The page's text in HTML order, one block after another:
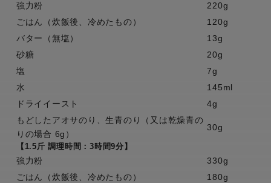
強力粉
220g
ごはん（炊飯後、冷めたもの）
120g
バター（無塩）
13g
砂糖
20g
塩
7g
水
145ml
ドライイースト
4g
もどしたアオサのり、生青のり（又は乾燥青の
りの場合 6g）
30g
【1.5斤 調理時間：3時間9分】
強力粉
330g
ごはん（炊飯後、冷めたもの）
180g